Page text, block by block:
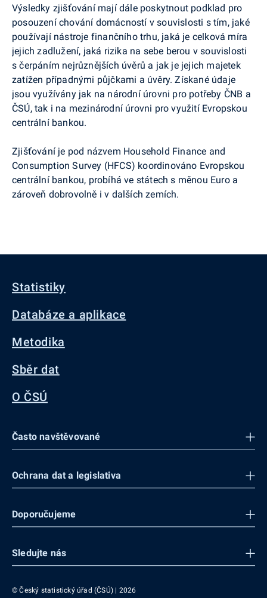
Výsledky zjišťování mají dále poskytnout podklad pro
posouzení chování domácností v souvislosti s tím, jaké
používají nástroje finančního trhu, jaká je celková míra
jejich zadlužení, jaká rizika na sebe berou v souvislosti
s čerpáním nejrůznějších úvěrů a jak je jejich majetek
zatížen případnými půjčkami a úvěry. Získané údaje
jsou využívány jak na národní úrovni pro potřeby ČNB a
ČSÚ, tak i na mezinárodní úrovni pro využití Evropskou
centrální bankou.
Zjišťování je pod názvem Household Finance and
Consumption Survey (HFCS) koordinováno Evropskou
centrální bankou, probíhá ve státech s měnou Euro a
zároveň dobrovolně i v dalších zemích.
Statistiky
Databáze a aplikace
Metodika
Sběr dat
O ČSÚ
Často navštěvované
Ochrana dat a legislativa
Doporučujeme
Sledujte nás
© Český statistický úřad (ČSÚ) | 2026